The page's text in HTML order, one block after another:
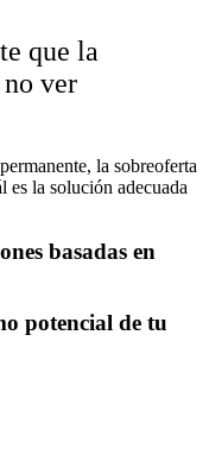
que la
ver
la sobreoferta
es la solución adecuada
basadas en
potencial de tu